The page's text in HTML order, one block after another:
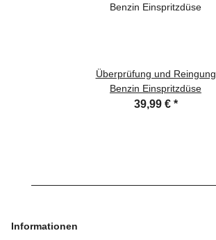
Überprüfung und Reingung
Benzin Einspritzdüse
39,99 € *
Informationen